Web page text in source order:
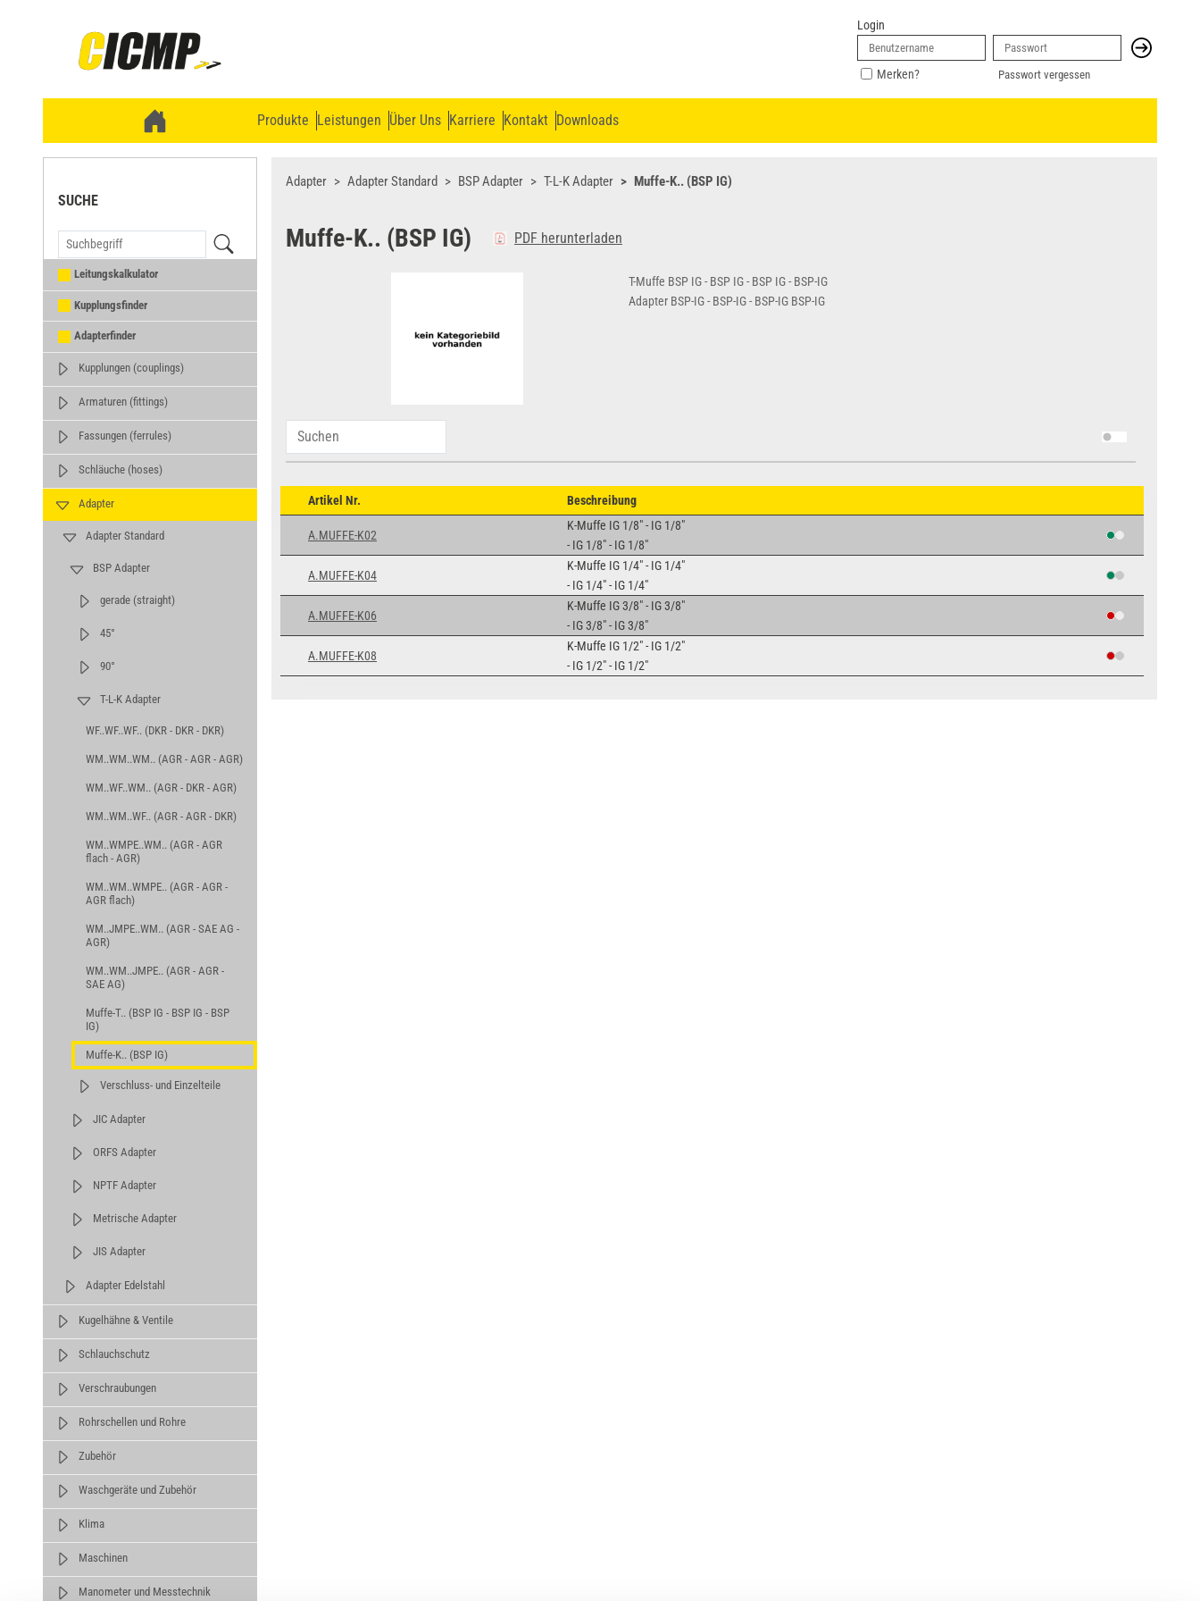
Login
Merken? Passwort vergessen
Produkte Leistungen Über Uns Karriere Kontakt Downloads
SUCHE
Leitungskalkulator
Kupplungsfinder
Adapterfinder
Kupplungen (couplings)
Armaturen (fittings)
Fassungen (ferrules)
Schläuche (hoses)
Adapter
Adapter Standard
BSP Adapter
gerade (straight)
45°
90°
T-L-K Adapter
WF..WF..WF.. (DKR - DKR - DKR)
WM..WM..WM.. (AGR - AGR - AGR)
WM..WF..WM.. (AGR - DKR - AGR)
WM..WM..WF.. (AGR - AGR - DKR)
WM..WMPE..WM.. (AGR - AGR
flach - AGR)
WM..WM..WMPE.. (AGR - AGR -
AGR flach)
WM..JMPE..WM.. (AGR - SAE AG -
AGR)
WM..WM..JMPE.. (AGR - AGR -
SAE AG)
Muffe-T.. (BSP IG - BSP IG - BSP
IG)
Muffe-K.. (BSP IG)
Verschluss- und Einzelteile
JIC Adapter
ORFS Adapter
NPTF Adapter
Metrische Adapter
JIS Adapter
Adapter Edelstahl
Kugelhähne & Ventile
Schlauchschutz
Verschraubungen
Rohrschellen und Rohre
Zubehör
Waschgeräte und Zubehör
Klima
Maschinen
Manometer und Messtechnik
Adapter Adapter Standard BSP Adapter T-L-K Adapter Muffe-K.. (BSP IG)
Muffe-K.. (BSP IG) PDF herunterladen
T-Muffe BSP IG - BSP IG - BSP IG - BSP-IG
Adapter BSP-IG - BSP-IG - BSP-IG BSP-IG
Artikel Nr. Beschreibung
A.MUFFE-K02
K-Muffe IG 1/8" - IG 1/8"
- IG 1/8" - IG 1/8"
A.MUFFE-K04
K-Muffe IG 1/4" - IG 1/4"
- IG 1/4" - IG 1/4"
A.MUFFE-K06
K-Muffe IG 3/8" - IG 3/8"
- IG 3/8" - IG 3/8"
A.MUFFE-K08
K-Muffe IG 1/2" - IG 1/2"
- IG 1/2" - IG 1/2"